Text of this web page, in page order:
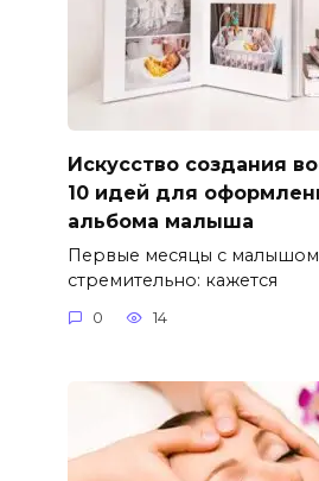
Искусство создания
10 идей для
альбома малыша
Первые месяцы с
стремительно: кажется
0 14